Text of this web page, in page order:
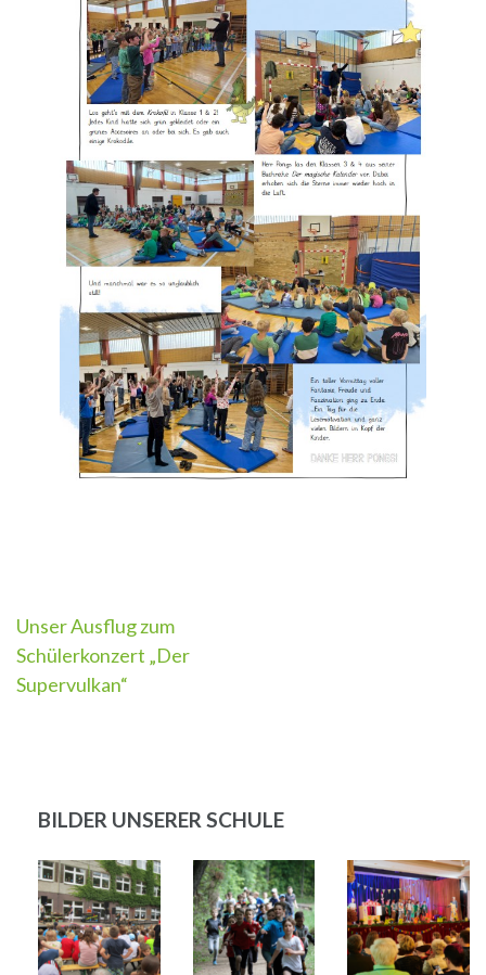
Beitragsnavigation
Unser Ausflug zum
Schülerkonzert „Der
Supervulkan“
BILDER UNSERER SCHULE